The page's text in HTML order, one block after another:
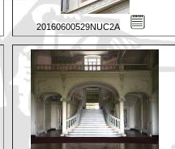
20160600529NUC2A